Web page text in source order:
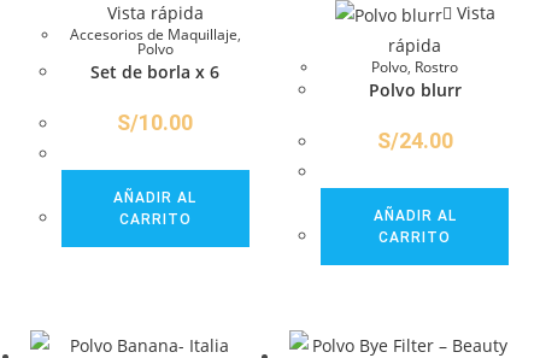
Vista rápida
Accesorios de Maquillaje,
Polvo
Set de borla x 6
S/10.00
AÑADIR AL
CARRITO
Vista
rápida
Polvo, Rostro
Polvo blurr
S/24.00
AÑADIR AL
CARRITO